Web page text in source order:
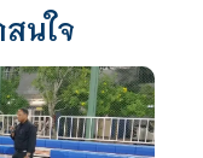
นใจ